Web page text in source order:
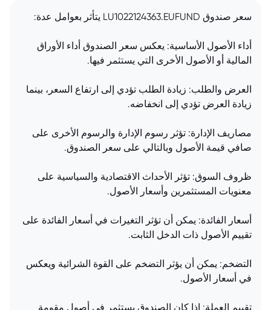
سعر صندوق LU1022124363.EUFUND يتأثر بعوامل عدة:
أداء الأصول الأساسية: يعكس سعر الصندوق أداء الأوراق
المالية أو الأصول الأخرى التي يستثمر فيها.
العرض والطلب: زيادة الطلب تؤدي إلى ارتفاع السعر، بينما
زيادة العرض تؤدي إلى انخفاضه.
مصاريف الإدارة: تؤثر رسوم الإدارة والرسوم الأخرى على
صافي قيمة الأصول وبالتالي على سعر الصندوق.
ظروف السوق: تؤثر الأحداث الاقتصادية والسياسية على
معنويات المستثمرين وأسعار الأصول.
أسعار الفائدة: يمكن أن تؤثر التغيرات في أسعار الفائدة على
تقييم الأصول ذات الدخل الثابت.
التضخم: يمكن أن يؤثر التضخم على القوة الشرائية ويعكس
في أسعار الأصول.
تقييم العملة: إذا كان الصندوق يستثمر في أصول مقومة